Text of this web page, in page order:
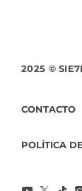
2025 ©
CONTACTO
POLÍTICA